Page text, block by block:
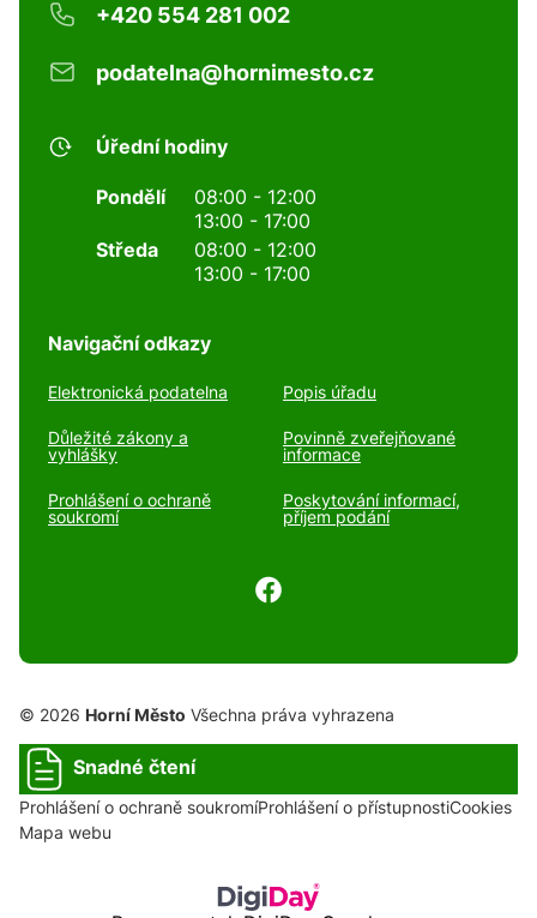
+420 554 281 002
podatelna@hornimesto.cz
Úřední hodiny
Pondělí
08:00 - 12:00
13:00 - 17:00
Středa
08:00 - 12:00
13:00 - 17:00
Navigační odkazy
Elektronická podatelna Popis úřadu
Důležité zákony a
vyhlášky
Povinně zveřejňované
informace
Prohlášení o ochraně
soukromí
Poskytování informací,
příjem podání
© 2026 Horní Město Všechna práva vyhrazena
Snadné čtení
Prohlášení o ochraně soukromíProhlášení o přístupnostiCookies
Mapa webu